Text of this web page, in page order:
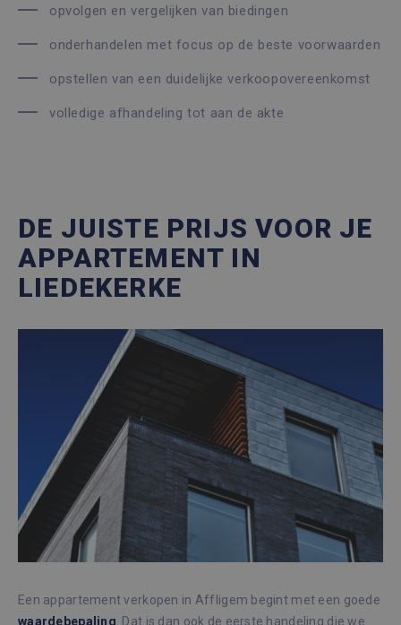
opvolgen en vergelijken van biedingen
onderhandelen met focus op de beste voorwaarden
opstellen van een duidelijke verkoopovereenkomst
volledige afhandeling tot aan de akte
DE JUISTE PRIJS VOOR JE
APPARTEMENT IN
LIEDEKERKE
Een appartement verkopen in Affligem begint met een goede
waardebepaling . Dat is dan ook de eerste handeling die we